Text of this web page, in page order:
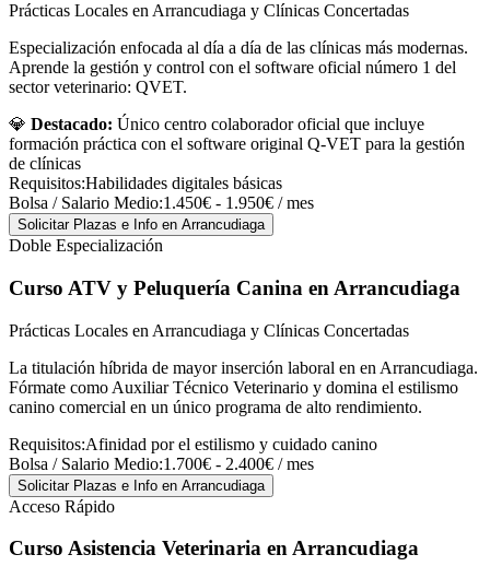
Prácticas Locales en Arrancudiaga y Clínicas Concertadas
Especialización enfocada al día a día de las clínicas más modernas.
Aprende la gestión y control con el software oficial número 1 del
sector veterinario: QVET.
💎 Destacado: Único centro colaborador oficial que incluye
formación práctica con el software original Q-VET para la gestión
de clínicas
Requisitos:Habilidades digitales básicas
Bolsa / Salario Medio:1.450€ - 1.950€ / mes
Solicitar Plazas e Info en Arrancudiaga
Doble Especialización
Curso ATV y Peluquería Canina en Arrancudiaga
Prácticas Locales en Arrancudiaga y Clínicas Concertadas
La titulación híbrida de mayor inserción laboral en en Arrancudiaga.
Fórmate como Auxiliar Técnico Veterinario y domina el estilismo
canino comercial en un único programa de alto rendimiento.
Requisitos:Afinidad por el estilismo y cuidado canino
Bolsa / Salario Medio:1.700€ - 2.400€ / mes
Solicitar Plazas e Info en Arrancudiaga
Acceso Rápido
Curso Asistencia Veterinaria en Arrancudiaga